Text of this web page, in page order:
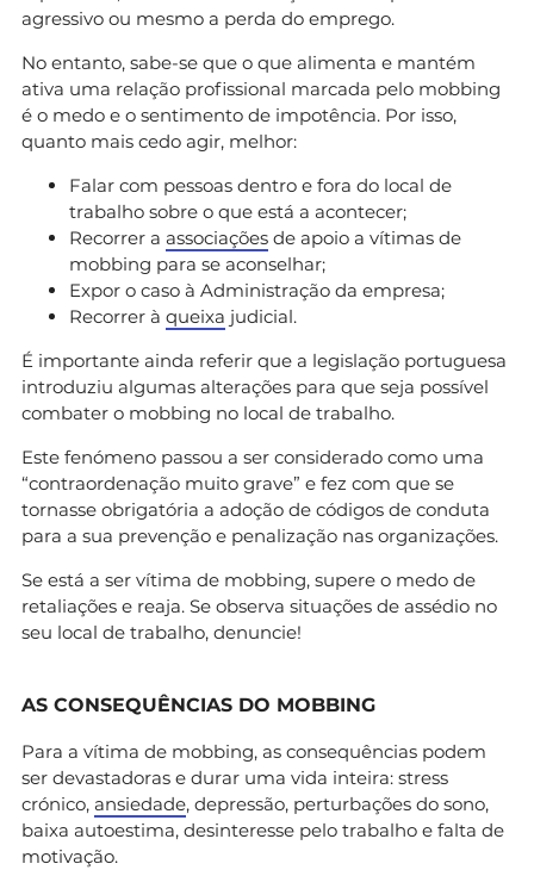
agressivo ou mesmo a perda do emprego.
No entanto, sabe-se que o que alimenta e mantém
ativa uma relação profissional marcada pelo mobbing
é o medo e o sentimento de impotência. Por isso,
quanto mais cedo agir, melhor:
Falar com pessoas dentro e fora do local de
trabalho sobre o que está a acontecer;
Recorrer a associações de apoio a vítimas de
mobbing para se aconselhar;
Expor o caso à Administração da empresa;
Recorrer à queixa judicial.
É importante ainda referir que a legislação portuguesa
introduziu algumas alterações para que seja possível
combater o mobbing no local de trabalho.
Este fenómeno passou a ser considerado como uma
“contraordenação muito grave” e fez com que se
tornasse obrigatória a adoção de códigos de conduta
para a sua prevenção e penalização nas organizações.
Se está a ser vítima de mobbing, supere o medo de
retaliações e reaja. Se observa situações de assédio no
seu local de trabalho, denuncie!
AS CONSEQUÊNCIAS DO MOBBING
Para a vítima de mobbing, as consequências podem
ser devastadoras e durar uma vida inteira: stress
crónico, ansiedade, depressão, perturbações do sono,
baixa autoestima, desinteresse pelo trabalho e falta de
motivação.